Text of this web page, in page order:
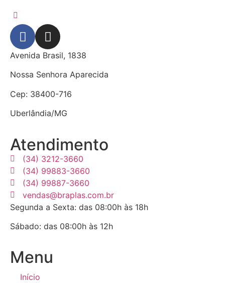
Avenida Brasil, 1838
Nossa Senhora Aparecida
Cep: 38400-716
Uberlândia/MG
Atendimento
(34) 3212-3660
(34) 99883-3660
(34) 99887-3660
vendas@braplas.com.br
Segunda a Sexta: das 08:00h às 18h
Sábado: das 08:00h às 12h
Menu
Início